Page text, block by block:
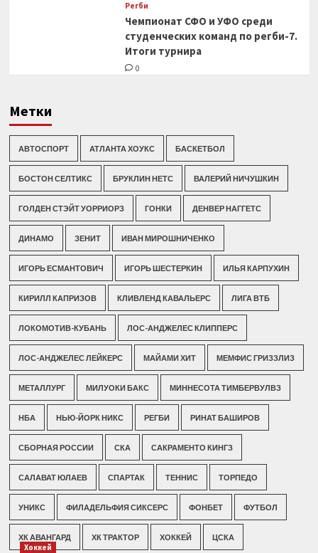
Регби
Чемпионат СФО и УФО среди
студенческих команд по регби-7.
Итоги турнира
0
Метки
АВТОСПОРТ АТЛАНТА ХОУКС БАСКЕТБОЛ
БОСТОН СЕЛТИКС БРУКЛИН НЕТС ВАЛЕРИЙ НИЧУШКИН
ГОЛДЕН СТЭЙТ УОРРИОРЗ ГОНКИ ДЕНВЕР НАГГЕТС
ДИНАМО ЗЕНИТ ИВАН МИРОШНИЧЕНКО
ИГОРЬ ЕСМАНТОВИЧ ИГОРЬ ШЕСТЕРКИН ИЛЬЯ КАРПУХИН
КИРИЛЛ КАПРИЗОВ КЛИВЛЕНД КАВАЛЬЕРС ЛИГА ВТБ
ЛОКОМОТИВ-КУБАНЬ ЛОС-АНДЖЕЛЕС КЛИППЕРС
ЛОС-АНДЖЕЛЕС ЛЕЙКЕРС МАЙАМИ ХИТ МЕМФИС ГРИЗЗЛИЗ
МЕТАЛЛУРГ МИЛУОКИ БАКС МИННЕСОТА ТИМБЕРВУЛВЗ
НБА НЬЮ-ЙОРК НИКС РЕГБИ РИНАТ БАШИРОВ
СБОРНАЯ РОССИИ СКА САКРАМЕНТО КИНГЗ
САЛАВАТ ЮЛАЕВ СПАРТАК ТЕННИС ТОРПЕДО
УНИКС ФИЛАДЕЛЬФИЯ СИКСЕРС ФОНБЕТ ФУТБОЛ
ХК АВАНГАРД ХК ТРАКТОР ХОККЕЙ ЦСКА
Хоккей